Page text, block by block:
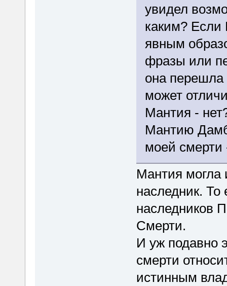
увидел
каким? Если
явным
фразы или
она перешла
может
Мантия -
Мантию
моей смерти
Мантия могла
наследник.
наследников
Смерти.
И уж подавно
смерти
истинным